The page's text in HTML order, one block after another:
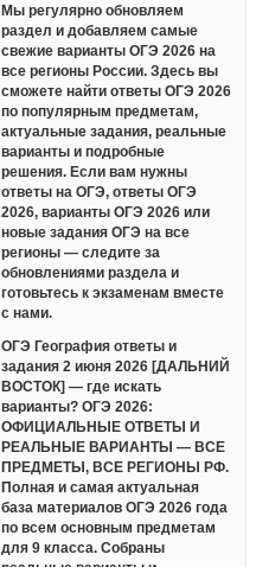
Мы регулярно обновляем
раздел и добавляем самые
свежие варианты ОГЭ 2026 на
все регионы России. Здесь вы
сможете найти ответы ОГЭ 2026
по популярным предметам,
актуальные задания, реальные
варианты и подробные
решения. Если вам нужны
ответы на ОГЭ, ответы ОГЭ
2026, варианты ОГЭ 2026 или
новые задания ОГЭ на все
регионы — следите за
обновлениями раздела и
готовьтесь к экзаменам вместе
с нами.
ОГЭ География ответы и
задания 2 июня 2026 [ДАЛЬНИЙ
ВОСТОК] — где искать
варианты? ОГЭ 2026:
ОФИЦИАЛЬНЫЕ ОТВЕТЫ И
РЕАЛЬНЫЕ ВАРИАНТЫ — ВСЕ
ПРЕДМЕТЫ, ВСЕ РЕГИОНЫ РФ.
Полная и самая актуальная
база материалов ОГЭ 2026 года
по всем основным предметам
для 9 класса. Собраны